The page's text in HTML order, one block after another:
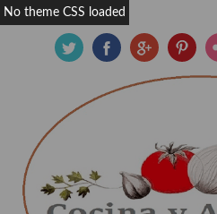
No theme CSS loaded